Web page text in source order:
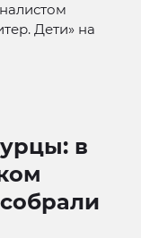
Дети» на
в